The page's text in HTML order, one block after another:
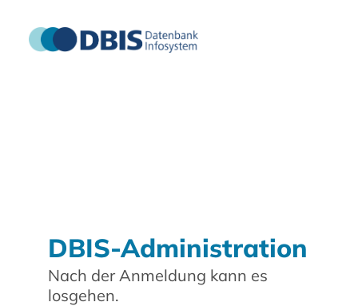
DBIS-Administration
Nach der Anmeldung kann es
losgehen.